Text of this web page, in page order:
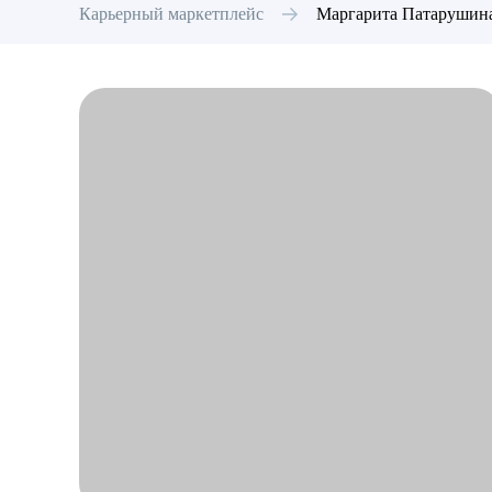
Карьерный маркетплейс Маргарита